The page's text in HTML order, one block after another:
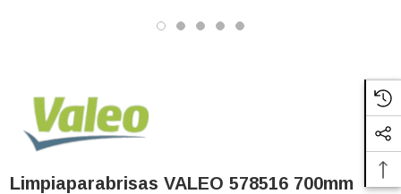
Limpiaparabrisas VALEO 578516 700mm